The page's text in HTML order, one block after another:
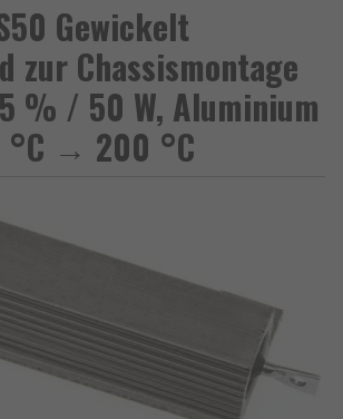
Gewickelt
zur Chassismontage
% / 50 W, Aluminium
°C → 200 °C